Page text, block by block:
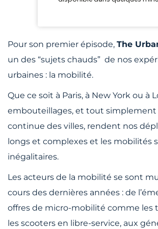
Pour son premier épisode, The
un des “sujets chauds” de nos
urbaines : la mobilité.
Que ce soit à Paris, à New York ou à
embouteillages, et tout simplement
continue des villes, rendent nos
longs et complexes et les mobilités
inégalitaires.
Les acteurs de la mobilité se sont
cours des dernières années : de
offres de micro-mobilité comme
les scooters en libre-service, aux